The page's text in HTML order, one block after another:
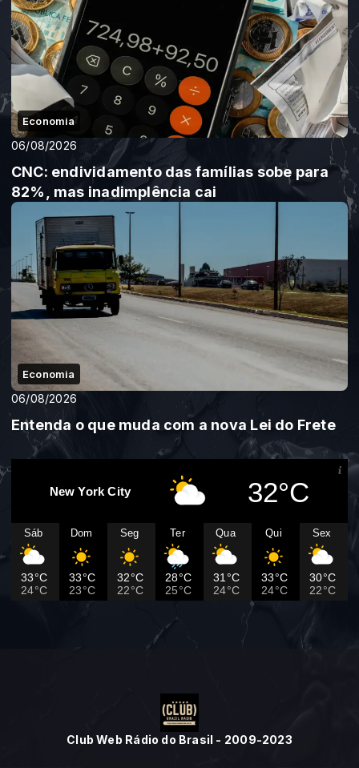
Economia
06/08/2026
CNC: endividamento das famílias sobe para
82%, mas inadimplência cai
Economia
06/08/2026
Entenda o que muda com a nova Lei do Frete
New York City 32°C
Sáb
33°C
24°C
Dom
33°C
23°C
Seg
32°C
22°C
Ter
28°C
25°C
Qua
31°C
24°C
Qui
33°C
24°C
Sex
30°C
22°C
Club Web Rádio do Brasil - 2009-2023